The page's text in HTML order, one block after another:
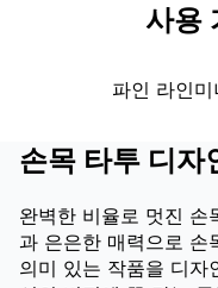
사용
파인 라인미
손목 타투 디자
완벽한 비율로 멋진 손
과 은은한 매력으로 손
의미 있는 작품을 디